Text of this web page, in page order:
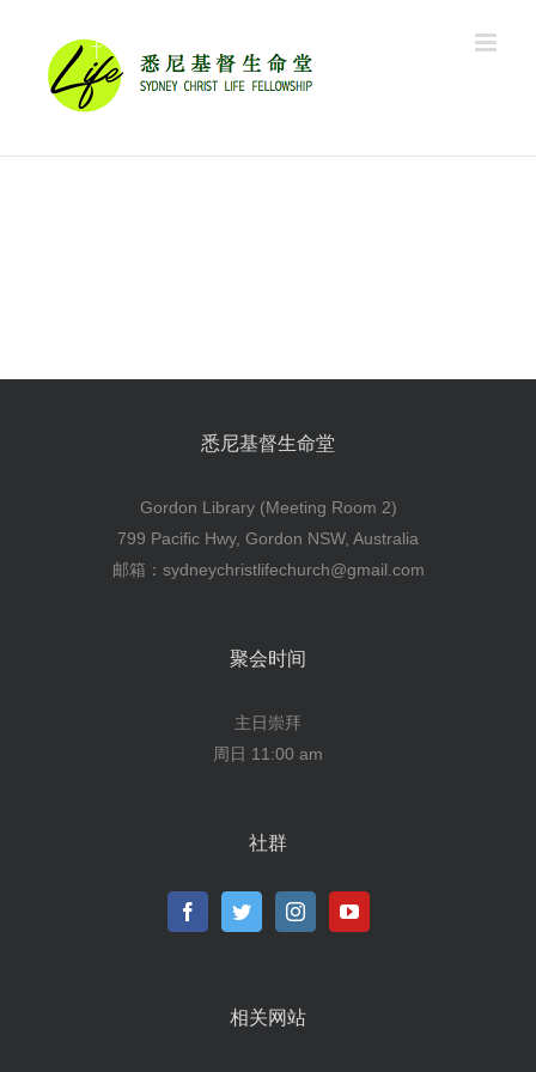
content
悉尼基督生命堂
Gordon Library (Meeting Room 2)
799 Pacific Hwy, Gordon NSW, Australia
邮箱：sydneychristlifechurch@gmail.com
聚会时间
主日崇拜
周日 11:00 am
社群
相关网站